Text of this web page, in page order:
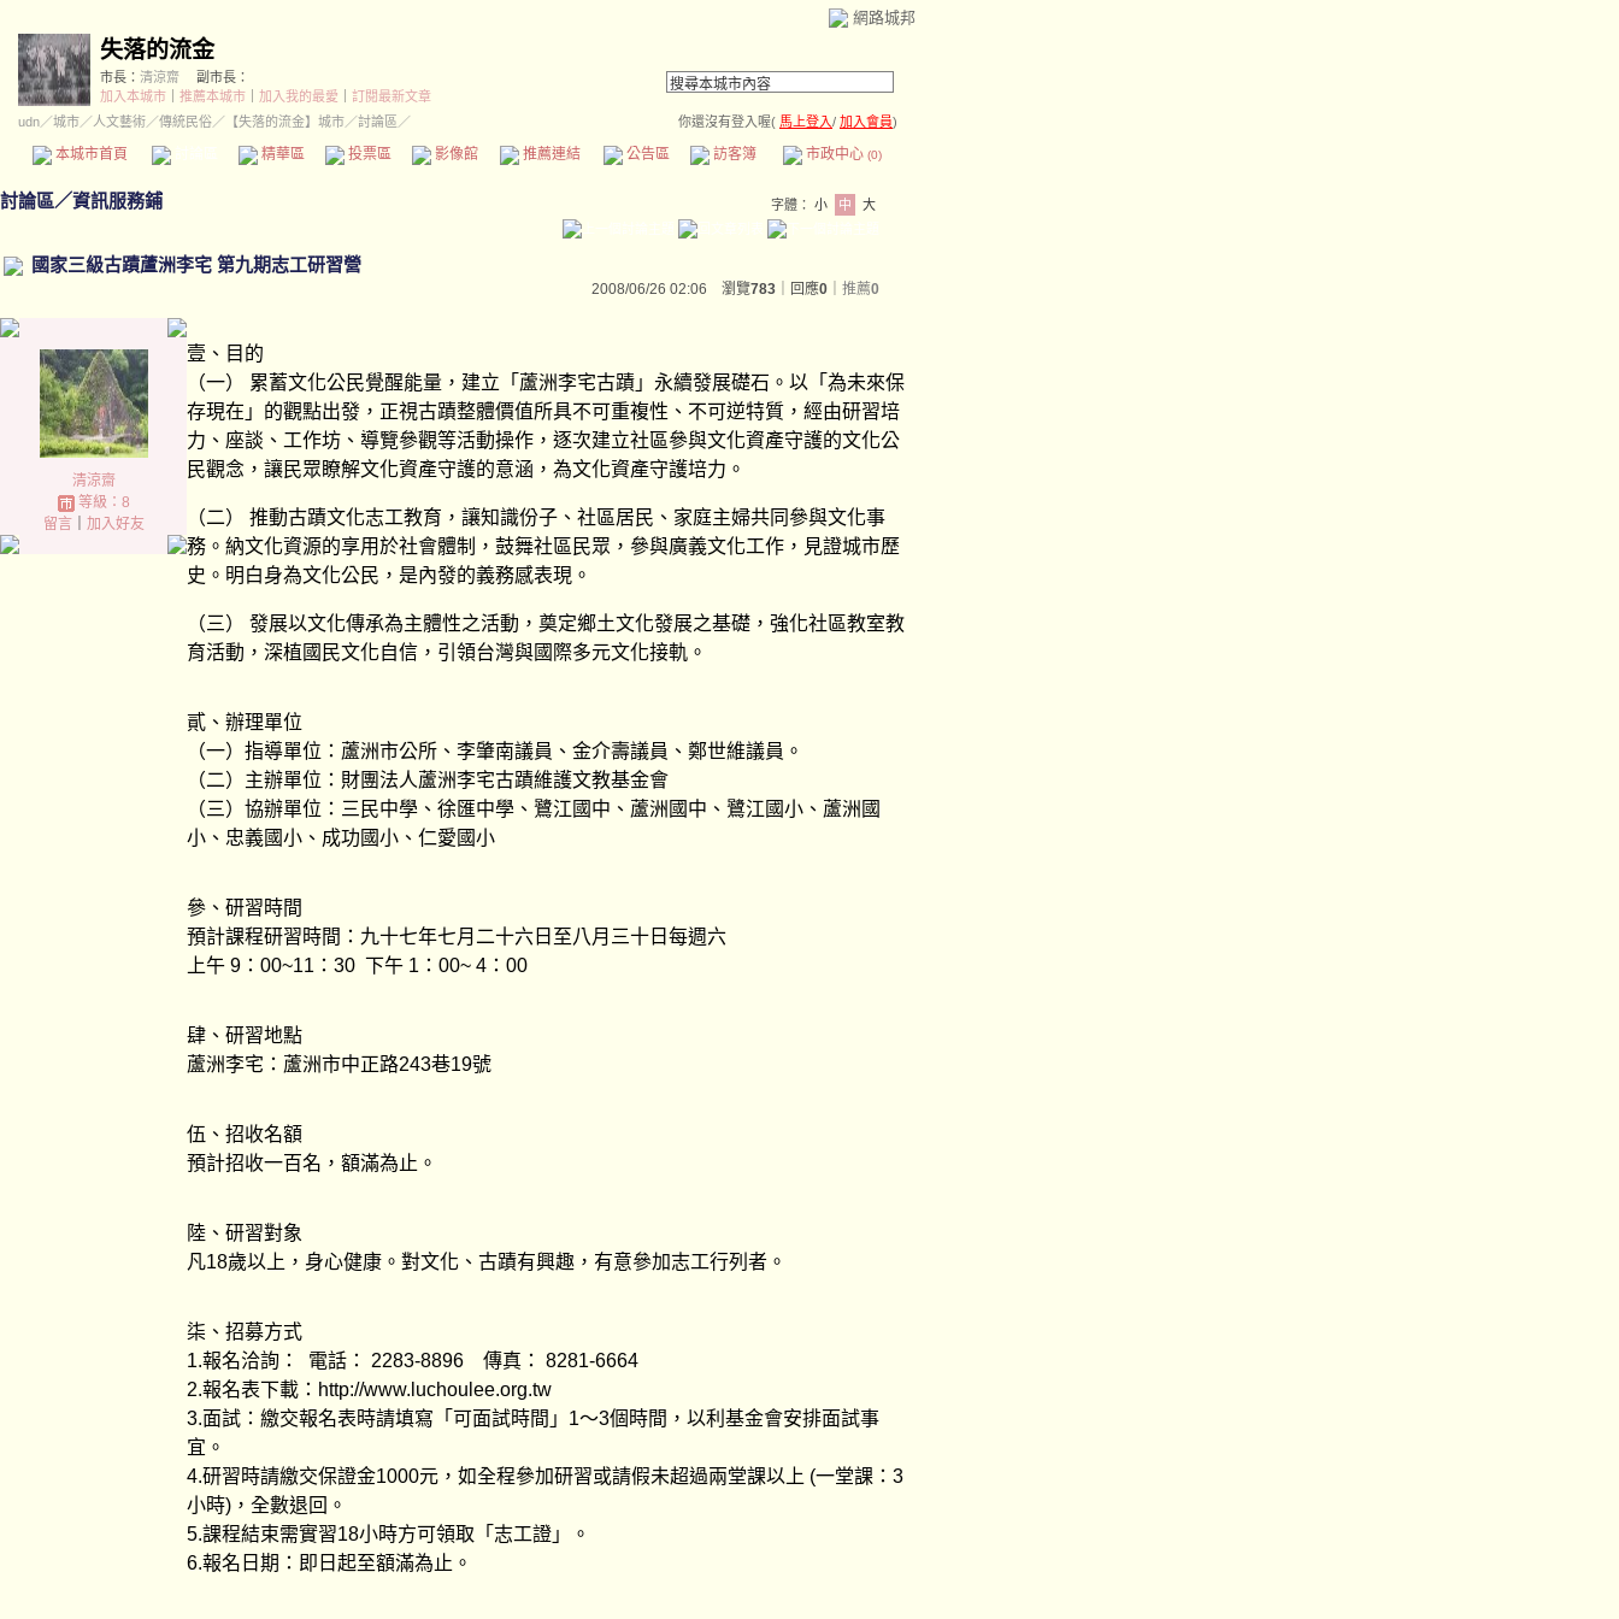
網路城邦
失落的流金
市長： 清涼齋
副市長：
加入本城市
推薦本城市 加入我的最愛
訂閱最新文章
udn／城市／人文藝術／傳統民俗／ 【失落的流金】城市／討論區／ 你還沒有登入喔( 馬上登入/ 加入會員)
本城市首頁 精華區 投票區 影像館 推薦連結 公告區 訪客簿 市政中心 (0)
討論區／資訊服務鋪 字體： 小 中 大
國家三級古蹟蘆洲李宅 第九期志工研習營
2008/06/26 02:06 瀏覽783 ｜回應0 推薦0
清涼齋
等級：8
留言｜ 加入好友
壹、目的
（一） 累蓄文化公民覺醒能量，建立「蘆洲李宅古蹟」永續發展礎石。以「為未來保
存現在」的觀點出發，正視古蹟整體價值所具不可重複性、不可逆特質，經由研習培
力、座談、工作坊、導覽參觀等活動操作，逐次建立社區參與文化資產守護的文化公
民觀念，讓民眾瞭解文化資產守護的意涵，為文化資產守護培力。
（二） 推動古蹟文化志工教育，讓知識份子、社區居民、家庭主婦共同參與文化事
務。納文化資源的享用於社會體制，鼓舞社區民眾，參與廣義文化工作，見證城市歷
史。明白身為文化公民，是內發的義務感表現。
（三） 發展以文化傳承為主體性之活動，奠定鄉土文化發展之基礎，強化社區教室教
育活動，深植國民文化自信，引領台灣與國際多元文化接軌。
貳、辦理單位
（一）指導單位：蘆洲市公所、李肇南議員、金介壽議員、鄭世維議員。
（二）主辦單位：財團法人蘆洲李宅古蹟維護文教基金會
（三）協辦單位：三民中學、徐匯中學、鷺江國中、蘆洲國中、鷺江國小、蘆洲國
小、忠義國小、成功國小、仁愛國小
參、研習時間
預計課程研習時間：九十七年七月二十六日至八月三十日每週六
上午 9：00~11：30 下午 1：00~ 4：00
肆、研習地點
蘆洲李宅：蘆洲市中正路243巷19號
伍、招收名額
預計招收一百名，額滿為止。
陸、研習對象
凡18歲以上，身心健康。對文化、古蹟有興趣，有意參加志工行列者。
柒、招募方式
1.報名洽詢： 電話： 2283-8896 傳真： 8281-6664
2.報名表下載：http://www.luchoulee.org.tw
3.面試：繳交報名表時請填寫「可面試時間」1～3個時間，以利基金會安排面試事
宜。
4.研習時請繳交保證金1000元，如全程參加研習或請假未超過兩堂課以上 (一堂課：3
小時)，全數退回。
5.課程結束需實習18小時方可領取「志工證」。
6.報名日期：即日起至額滿為止。